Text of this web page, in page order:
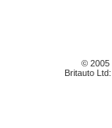
© 2005
Britauto